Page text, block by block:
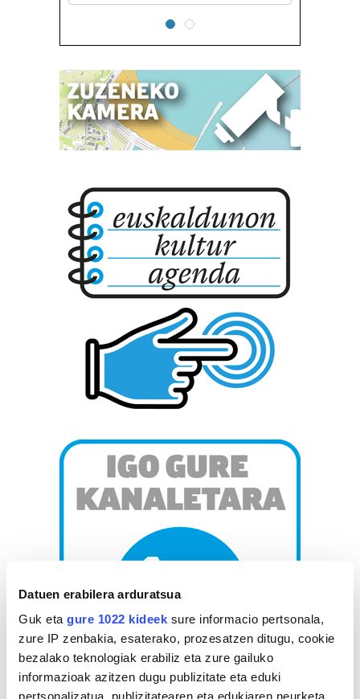
Datuen erabilera arduratsua
Guk eta gure 1022 kideek sure informacio pertsonala,
zure IP zenbakia, esaterako, prozesatzen ditugu, cookie
bezalako teknologiak erabiliz eta zure gailuko
informazioak azitzen dugu publizitate eta eduki
pertsonalizatua, publizitatearen eta edukiaren neurketa,